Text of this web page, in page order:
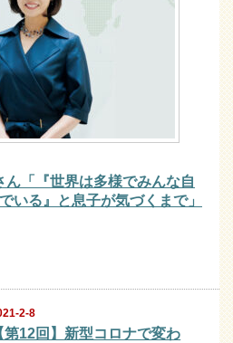
ん「『世界は多様でみんな自
いる』と息子が気づくまで」
2-8
第12回】新型コロナで変わ